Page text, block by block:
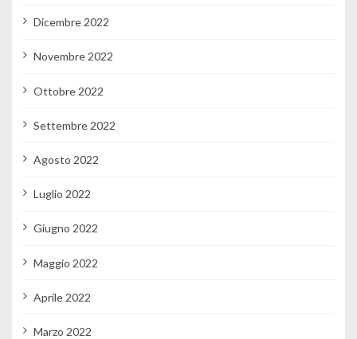
Dicembre 2022
Novembre 2022
Ottobre 2022
Settembre 2022
Agosto 2022
Luglio 2022
Giugno 2022
Maggio 2022
Aprile 2022
Marzo 2022